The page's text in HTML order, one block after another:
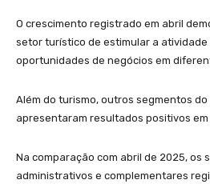
O crescimento registrado em abril
setor turístico de estimular a atividade
oportunidades de negócios em
Além do turismo, outros segmentos
apresentaram resultados positivos em
Na comparação com abril de 2025, os
administrativos e complementares